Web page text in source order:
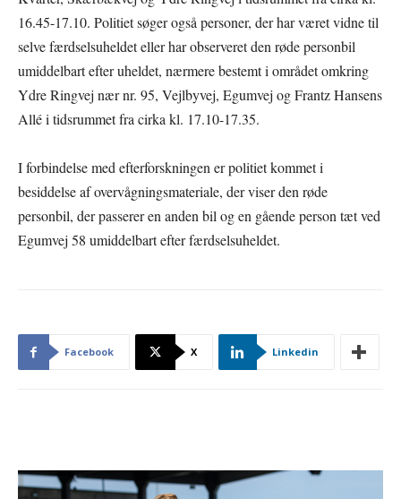
16.45-17.10. Politiet søger også personer, der har været vidne til
selve færdselsuheldet eller har observeret den røde personbil
umiddelbart efter uheldet, nærmere bestemt i området omkring
Ydre Ringvej nær nr. 95, Vejlbyvej, Egumvej og Frantz Hansens
Allé i tidsrummet fra cirka kl. 17.10-17.35.
I forbindelse med efterforskningen er politiet kommet i
besiddelse af overvågningsmateriale, der viser den røde
personbil, der passerer en anden bil og en gående person tæt ved
Egumvej 58 umiddelbart efter færdselsuheldet.
Facebook X Linkedin